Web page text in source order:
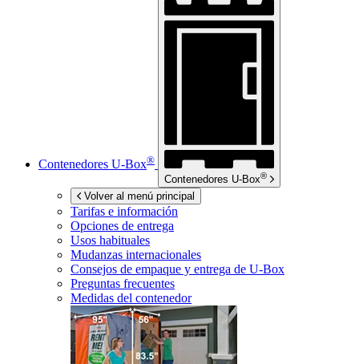
Contenedores U-Box®
Contenedores U-Box®
Volver al menú principal
Tarifas e información
Opciones de entrega
Usos habituales
Mudanzas internacionales
Consejos de empaque y entrega de U-Box
Preguntas frecuentes
Medidas del contenedor